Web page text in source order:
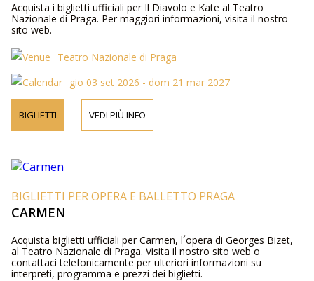
Acquista i biglietti ufficiali per Il Diavolo e Kate al Teatro
Nazionale di Praga. Per maggiori informazioni, visita il nostro
sito web.
Teatro Nazionale di Praga
gio 03 set 2026 - dom 21 mar 2027
BIGLIETTI VEDI PIÙ INFO
BIGLIETTI PER OPERA E BALLETTO PRAGA
CARMEN
Acquista biglietti ufficiali per Carmen, l´opera di Georges Bizet,
al Teatro Nazionale di Praga. Visita il nostro sito web o
contattaci telefonicamente per ulteriori informazioni su
interpreti, programma e prezzi dei biglietti.